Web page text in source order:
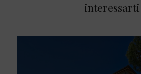
interessarti